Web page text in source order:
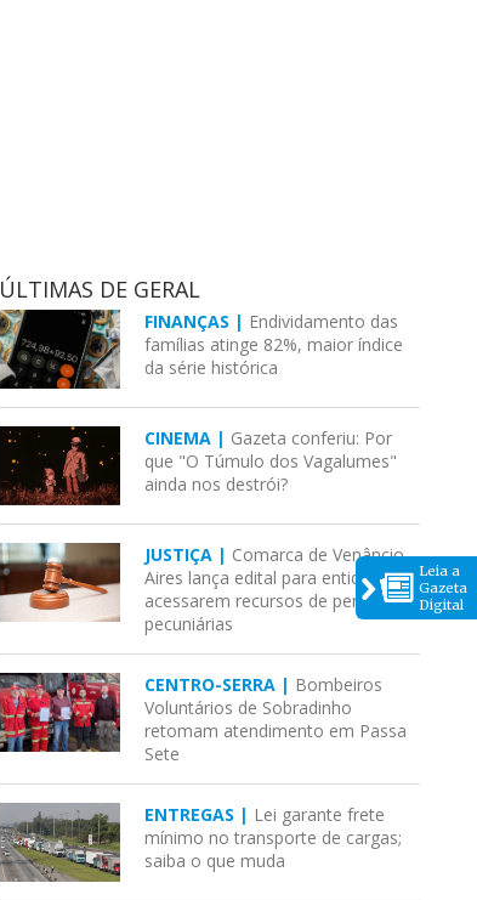
Leia a
Gazeta
Digital
ÚLTIMAS DE GERAL
FINANÇAS | Endividamento das
famílias atinge 82%, maior índice
da série histórica
CINEMA | Gazeta conferiu: Por
que "O Túmulo dos Vagalumes"
ainda nos destrói?
JUSTIÇA | Comarca de Venâncio
Aires lança edital para entidades
acessarem recursos de penas
pecuniárias
CENTRO-SERRA | Bombeiros
Voluntários de Sobradinho
retomam atendimento em Passa
Sete
ENTREGAS | Lei garante frete
mínimo no transporte de cargas;
saiba o que muda